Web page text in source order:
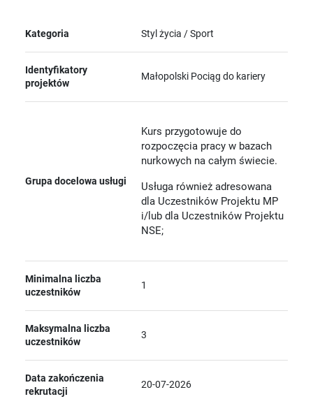
Kategoria Styl życia / Sport
Identyfikatory
projektów
Małopolski Pociąg do kariery
Grupa docelowa usługi
Kurs przygotowuje do
rozpoczęcia pracy w bazach
nurkowych na całym świecie.
Usługa również adresowana
dla Uczestników Projektu MP
i/lub dla Uczestników Projektu
NSE;
Minimalna liczba
uczestników
1
Maksymalna liczba
uczestników
3
Data zakończenia
rekrutacji
20-07-2026